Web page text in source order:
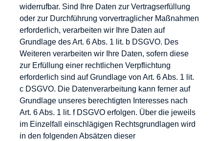
widerrufbar. Sind Ihre Daten zur Vertragserfüllung
oder zur Durchführung vorvertraglicher Maßnahmen
erforderlich, verarbeiten wir Ihre Daten auf
Grundlage des Art. 6 Abs. 1 lit. b DSGVO. Des
Weiteren verarbeiten wir Ihre Daten, sofern diese
zur Erfüllung einer rechtlichen Verpflichtung
erforderlich sind auf Grundlage von Art. 6 Abs. 1 lit.
c DSGVO. Die Datenverarbeitung kann ferner auf
Grundlage unseres berechtigten Interesses nach
Art. 6 Abs. 1 lit. f DSGVO erfolgen. Über die jeweils
im Einzelfall einschlägigen Rechtsgrundlagen wird
in den folgenden Absätzen dieser